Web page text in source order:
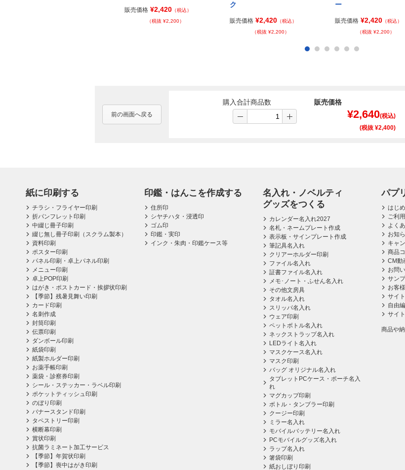
販売価格 ¥2,420 （税込）
（税抜 ¥2,200）
ク
販売価格 ¥2,420 （税込）
（税抜 ¥2,200）
ー
販売価格 ¥2,420 （税込）
（税抜 ¥2,200）
前の画面へ戻る
購入合計商品数 販売価格
¥2,640(税込)
(税抜 ¥2,400)
紙に印刷する
チラシ・フライヤー印刷
折パンフレット印刷
中綴じ冊子印刷
綴じ無し冊子印刷（スクラム製本）
資料印刷
ポスター印刷
パネル印刷・卓上パネル印刷
メニュー印刷
卓上POP印刷
はがき・ポストカード・挨拶状印刷
【季節】残暑見舞い印刷
カード印刷
名刺作成
封筒印刷
伝票印刷
ダンボール印刷
紙袋印刷
紙製ホルダー印刷
お薬手帳印刷
薬袋・診察券印刷
シール・ステッカー・ラベル印刷
ポケットティッシュ印刷
のぼり印刷
バナースタンド印刷
タペストリー印刷
横断幕印刷
賞状印刷
抗菌ラミネート加工サービス
【季節】年賀状印刷
【季節】喪中はがき印刷
印鑑・はんこを作成する
住所印
シヤチハタ・浸透印
ゴム印
印鑑・実印
インク・朱肉・印鑑ケース等
名入れ・ノベルティ
グッズをつくる
カレンダー名入れ2027
名札・ネームプレート作成
表示板・サインプレート作成
筆記具名入れ
クリアーホルダー印刷
ファイル名入れ
証書ファイル名入れ
メモ･ノート・ふせん名入れ
その他文房具
タオル名入れ
スリッパ名入れ
ウェア印刷
ペットボトル名入れ
ネックストラップ名入れ
LEDライト名入れ
マスクケース名入れ
マスク印刷
バッグ オリジナル名入れ
タブレットPCケース・ポーチ名入
れ
マグカップ印刷
ボトル・タンブラー印刷
クージー印刷
ミラー名入れ
モバイルバッテリー名入れ
PCモバイルグッズ名入れ
ラップ名入れ
箸袋印刷
紙おしぼり印刷
パプ
はじ
ご利
よく
お知
キャ
商品
CM動
お問
サン
お客
サイ
自由
サイ
商品や